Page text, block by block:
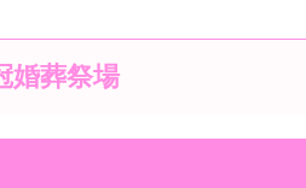
婚葬祭場